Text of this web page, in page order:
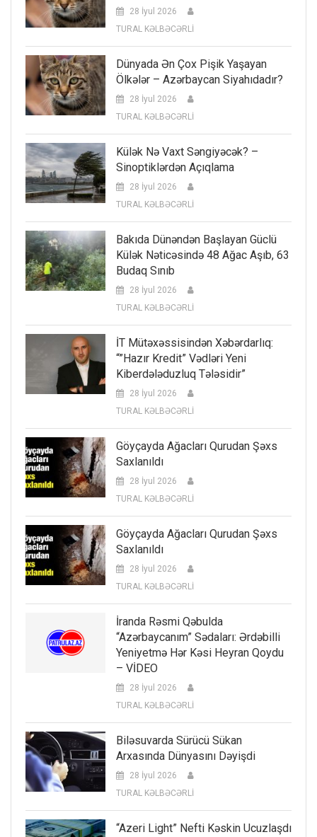
28 İyul 2026
TURAL KƏLBƏCƏRLİ
Dünyada Ən Çox Pişik Yaşayan
Ölkələr – Azərbaycan Siyahıdadır?
28 İyul 2026
TURAL KƏLBƏCƏRLİ
Külək Nə Vaxt Səngiyəcək? –
Sinoptiklərdən Açıqlama
28 İyul 2026
TURAL KƏLBƏCƏRLİ
Bakıda Dünəndən Başlayan Güclü
Külək Nəticəsində 48 Ağac Aşıb, 63
Budaq Sınıb
28 İyul 2026
TURAL KƏLBƏCƏRLİ
İT Mütəxəssisindən Xəbərdarlıq:
“”Hazır Kredit” Vədləri Yeni
Kiberdələduzluq Tələsidir”
28 İyul 2026
TURAL KƏLBƏCƏRLİ
Göyçayda Ağacları Qurudan Şəxs
Saxlanıldı
28 İyul 2026
TURAL KƏLBƏCƏRLİ
Göyçayda Ağacları Qurudan Şəxs
Saxlanıldı
28 İyul 2026
TURAL KƏLBƏCƏRLİ
İranda Rəsmi Qəbulda
“Azərbaycanım” Sədaları: Ərdəbilli
Yeniyetmə Hər Kəsi Heyran Qoydu
– VİDEO
28 İyul 2026
TURAL KƏLBƏCƏRLİ
Biləsuvarda Sürücü Sükan
Arxasında Dünyasını Dəyişdi
28 İyul 2026
TURAL KƏLBƏCƏRLİ
“Azeri Light” Nefti Kəskin Ucuzlaşdı